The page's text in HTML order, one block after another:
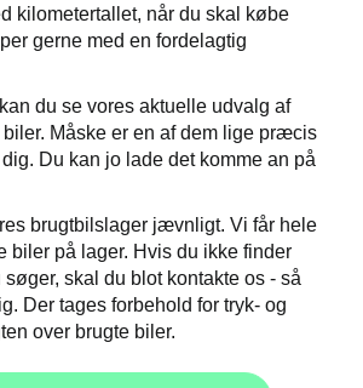
kilometertallet, når du skal købe
gerne med en fordelagtig
kan du se vores aktuelle udvalg af
Måske er en af dem lige præcis
Du kan jo lade det komme an på
brugtbilslager jævnligt. Vi får hele
biler på lager. Hvis du ikke finder
skal du blot kontakte os - så
Der tages forbehold for tryk- og
over brugte biler.